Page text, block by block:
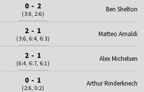
0 - 2
(3:6, 2:6)
Ben Shelton
2 - 1
(3:6, 6:4, 6:3)
Matteo Arnaldi
2 - 1
(6:4, 6:7, 6:1)
Alex Michelsen
0 - 1
(2:6, 0:2)
Arthur Rinderknech